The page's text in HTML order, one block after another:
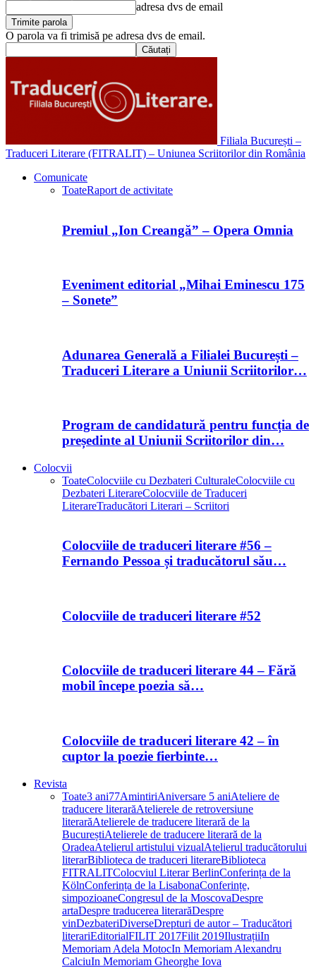
adresa dvs de email
O parola va fi trimisă pe adresa dvs de email.
Filiala București –
Traduceri Literare (FITRALIT) – Uniunea Scriitorilor din România
Comunicate
ToateRaport de activitate
Premiul „Ion Creangă” – Opera Omnia
Eveniment editorial „Mihai Eminescu 175
– Sonete”
Adunarea Generală a Filialei București –
Traduceri Literare a Uniunii Scriitorilor…
Program de candidatură pentru funcția de
președinte al Uniunii Scriitorilor din…
Colocvii
ToateColocviile cu Dezbateri CulturaleColocviile cu
Dezbateri LiterareColocviile de Traduceri
LiterareTraducători Literari – Scriitori
Colocviile de traduceri literare #56 –
Fernando Pessoa și traducătorul său…
Colocviile de traduceri literare #52
Colocviile de traduceri literare 44 – Fără
mobil începe poezia să…
Colocviile de traduceri literare 42 – în
cuptor la poezie fierbinte…
Revista
Toate3 ani77AmintiriAniversare 5 aniAteliere de
traducere literarăAtelierele de retroversiune
literarăAtelierele de traducere literară de la
BucureștiAtelierele de traducere literară de la
OradeaAtelierul artistului vizualAtelierul traducătorului
literarBiblioteca de traduceri literareBiblioteca
FITRALITColocviul Literar BerlinConferința de la
KölnConferința de la LisabonaConferințe,
simpozioaneCongresul de la MoscovaDespre
artaDespre traducerea literarăDespre
vinDezbateriDiverseDrepturi de autor – Traducători
literariEditorialFILIT 2017Filit 2019IlustrațiiIn
Memoriam Adela MotocIn Memoriam Alexandru
CalciuIn Memoriam Gheorghe Iova